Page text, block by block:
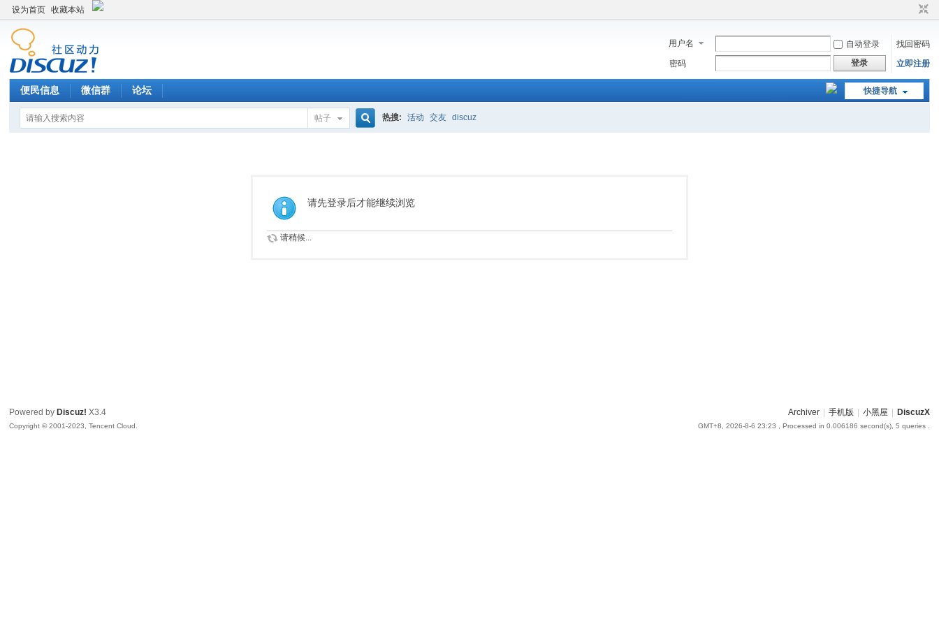
设为首页 收藏本站
用户名 自动登录
找回密码
密码
登录 立即注册
快捷导航
便民信息 微信群 论坛
帖子
索
热搜: 活动 交友 discuz
请先登录后才能继续浏览
请稍候...
Archiver 手机版 小黑屋 DiscuzX
GMT+8, 2026-8-6 23:23 , Processed in 0.006186 second(s), 5 queries .
Powered by Discuz! X3.4
Copyright © 2001-2023, Tencent Cloud.